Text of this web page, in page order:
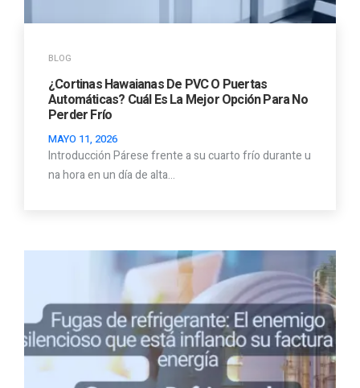
BLOG
¿Cortinas Hawaianas De PVC O Puertas
Automáticas? Cuál Es La Mejor Opción Para No
Perder Frío
MAYO 11, 2026
Introducción Párese frente a su cuarto frío durante u
na hora en un día de alta…